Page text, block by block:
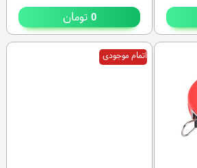
0 تومان
اتمام موجودی